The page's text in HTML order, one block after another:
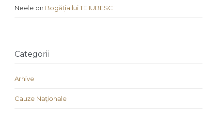
Neele on Bogăția lui TE IUBESC
Categorii
Arhive
Cauze Naţionale